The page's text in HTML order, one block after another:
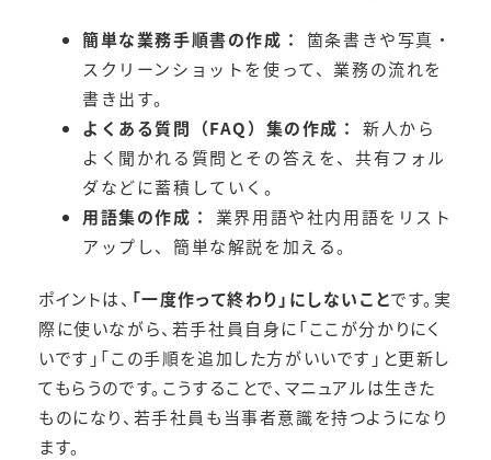
簡単な業務手順書の作成：
箇条書きや写真・
スクリーンショットを使って、業務の流れを
書き出す。
よくある質問（FAQ）集の作成：
新人から
よく聞かれる質問とその答えを、共有フォル
ダなどに蓄積していく。
用語集の作成：
業界用語や社内用語をリスト
アップし、簡単な解説を加える。
ポイントは、 「一度作って終わり」にしないことです。実
際に使いながら、若手社員自身に「ここが分かりにく
いです」「この手順を追加した方がいいです」と更新し
てもらうのです。こうすることで、マニュアルは生きた
ものになり、若手社員も当事者意識を持つようになり
ます。